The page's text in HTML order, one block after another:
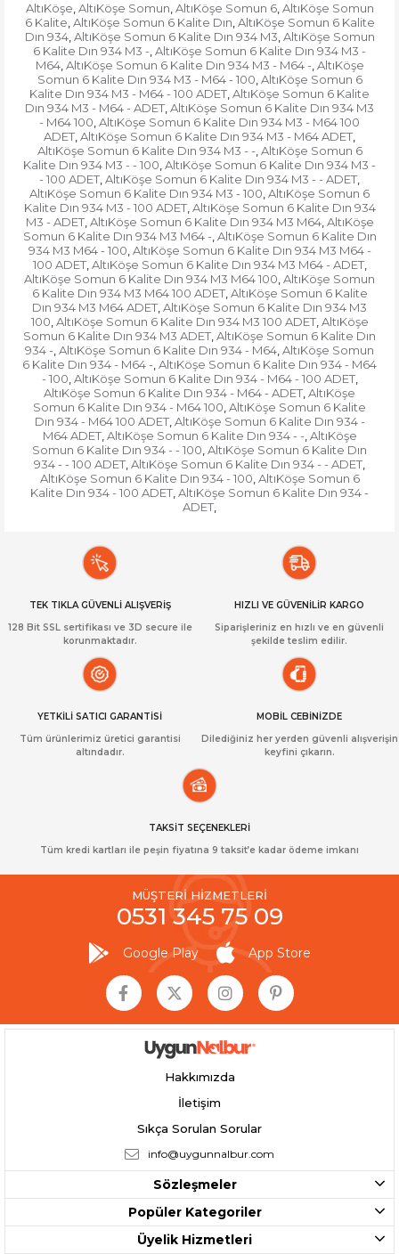
AltıKöşe, AltıKöşe Somun, AltıKöşe Somun 6, AltıKöşe Somun
6 Kalite, AltıKöşe Somun 6 Kalite Dın, AltıKöşe Somun 6 Kalite
Dın 934, AltıKöşe Somun 6 Kalite Dın 934 M3, AltıKöşe Somun
6 Kalite Dın 934 M3 -, AltıKöşe Somun 6 Kalite Dın 934 M3 -
M64, AltıKöşe Somun 6 Kalite Dın 934 M3 - M64 -, AltıKöşe
Somun 6 Kalite Dın 934 M3 - M64 - 100, AltıKöşe Somun 6
Kalite Dın 934 M3 - M64 - 100 ADET, AltıKöşe Somun 6 Kalite
Dın 934 M3 - M64 - ADET, AltıKöşe Somun 6 Kalite Dın 934 M3
- M64 100, AltıKöşe Somun 6 Kalite Dın 934 M3 - M64 100
ADET, AltıKöşe Somun 6 Kalite Dın 934 M3 - M64 ADET,
AltıKöşe Somun 6 Kalite Dın 934 M3 - -, AltıKöşe Somun 6
Kalite Dın 934 M3 - - 100, AltıKöşe Somun 6 Kalite Dın 934 M3 -
- 100 ADET, AltıKöşe Somun 6 Kalite Dın 934 M3 - - ADET,
AltıKöşe Somun 6 Kalite Dın 934 M3 - 100, AltıKöşe Somun 6
Kalite Dın 934 M3 - 100 ADET, AltıKöşe Somun 6 Kalite Dın 934
M3 - ADET, AltıKöşe Somun 6 Kalite Dın 934 M3 M64, AltıKöşe
Somun 6 Kalite Dın 934 M3 M64 -, AltıKöşe Somun 6 Kalite Dın
934 M3 M64 - 100, AltıKöşe Somun 6 Kalite Dın 934 M3 M64 -
100 ADET, AltıKöşe Somun 6 Kalite Dın 934 M3 M64 - ADET,
AltıKöşe Somun 6 Kalite Dın 934 M3 M64 100, AltıKöşe Somun
6 Kalite Dın 934 M3 M64 100 ADET, AltıKöşe Somun 6 Kalite
Dın 934 M3 M64 ADET, AltıKöşe Somun 6 Kalite Dın 934 M3
100, AltıKöşe Somun 6 Kalite Dın 934 M3 100 ADET, AltıKöşe
Somun 6 Kalite Dın 934 M3 ADET, AltıKöşe Somun 6 Kalite Dın
934 -, AltıKöşe Somun 6 Kalite Dın 934 - M64, AltıKöşe Somun
6 Kalite Dın 934 - M64 -, AltıKöşe Somun 6 Kalite Dın 934 - M64
- 100, AltıKöşe Somun 6 Kalite Dın 934 - M64 - 100 ADET,
AltıKöşe Somun 6 Kalite Dın 934 - M64 - ADET, AltıKöşe
Somun 6 Kalite Dın 934 - M64 100, AltıKöşe Somun 6 Kalite
Dın 934 - M64 100 ADET, AltıKöşe Somun 6 Kalite Dın 934 -
M64 ADET, AltıKöşe Somun 6 Kalite Dın 934 - -, AltıKöşe
Somun 6 Kalite Dın 934 - - 100, AltıKöşe Somun 6 Kalite Dın
934 - - 100 ADET, AltıKöşe Somun 6 Kalite Dın 934 - - ADET,
AltıKöşe Somun 6 Kalite Dın 934 - 100, AltıKöşe Somun 6
Kalite Dın 934 - 100 ADET, AltıKöşe Somun 6 Kalite Dın 934 -
ADET,
TEK TIKLA GÜVENLİ ALIŞVERİŞ
128 Bit SSL sertifikası ve 3D secure ile
korunmaktadır.
HIZLI VE GÜVENİLİR KARGO
Siparişleriniz en hızlı ve en güvenli
şekilde teslim edilir.
YETKİLİ SATICI GARANTİSİ
Tüm ürünlerimiz üretici garantisi
altındadır.
MOBİL CEBİNİZDE
Dilediğiniz her yerden güvenli alışverişin
keyfini çıkarın.
TAKSİT SEÇENEKLERİ
Tüm kredi kartları ile peşin fiyatına 9 taksit’e kadar ödeme imkanı
MÜŞTERİ HİZMETLERİ
0531 345 75 09
Google Play App Store
Hakkımızda
İletişim
Sıkça Sorulan Sorular
info@uygunnalbur.com
Sözleşmeler
Popüler Kategoriler
Üyelik Hizmetleri